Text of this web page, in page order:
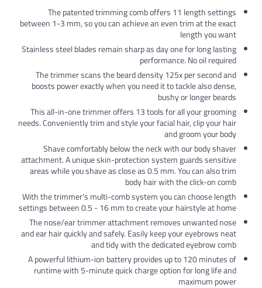
The patented trimming comb offers
between 1-3 mm, so you can achieve an
Stainless steel blades remain sharp as day
The trimmer scans the beard density
boosts power exactly when you need it to
This all-in-one trimmer offers 13 tools for
needs. Conveniently trim and style your facial
Shave comfortably below the neck
attachment. A unique skin-protection
areas while you shave as close as 0.5
body hair with
With the trimmer's multi-comb system you
settings between 0.5 - 16 mm to create your
The nose/ear trimmer attachment
and ear hair quickly and safely. Easily keep
and tidy with the
A powerful lithium-ion battery provides up
runtime with 5-minute quick charge